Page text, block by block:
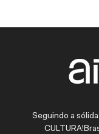
Seguindo a